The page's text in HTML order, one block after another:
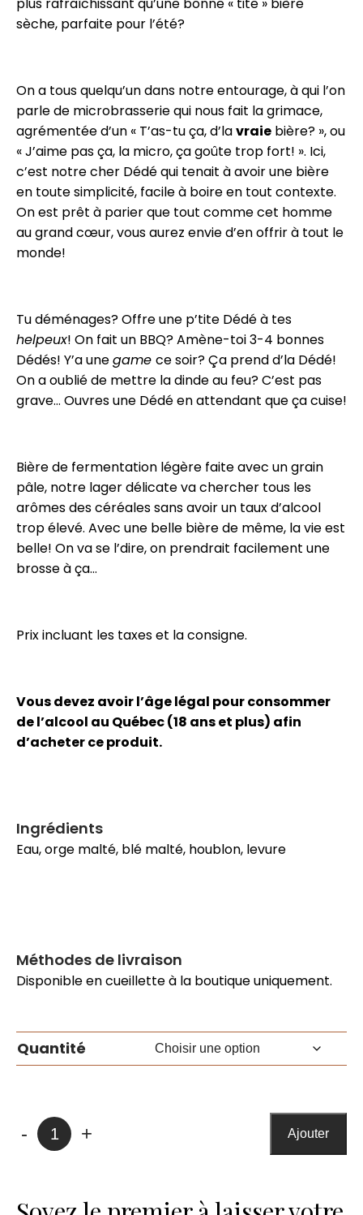
sèche, parfaite pour l’été?
On a tous quelqu’un dans notre entourage, à qui l’on
parle de microbrasserie qui nous fait la grimace,
agrémentée d’un « T’as-tu ça, d’lavraie bière? », ou
« J’aime pas ça, la micro, ça goûte trop fort! ». Ici,
c’est notre cher Dédé qui tenait à avoir une bière
en toute simplicité, facile à boire en tout contexte.
On est prêt à parier que tout comme cet homme
au grand cœur, vous aurez envie d’en offrir à tout le
monde!
Tu déménages? Offre une p’tite Dédé à tes
helpeux! On fait un BBQ? Amène-toi 3-4 bonnes
Dédés! Y’a unegame ce soir? Ça prend d’la Dédé!
On a oublié de mettre la dinde au feu? C’est pas
grave… Ouvres une Dédé en attendant que ça cuise!
Bière de fermentation légère faite avec un grain
pâle, notre lager délicate va chercher tous les
arômes des céréales sans avoir un taux d’alcool
trop élevé. Avec une belle bière de même, la vie est
belle! On va se l’dire, on prendrait facilement une
brosse à ça…
Prix incluant les taxes et la consigne.
Vous devez avoir l’âge légal pour consommer
de l’alcool au Québec (18 ans et plus) afin
d’acheter ce produit.
Ingrédients
Eau, orge malté, blé malté, houblon, levure
Méthodes de livraison
Disponible en cueillette à la boutique uniquement.
Quantité
- quantité
de
-
+ Ajouter